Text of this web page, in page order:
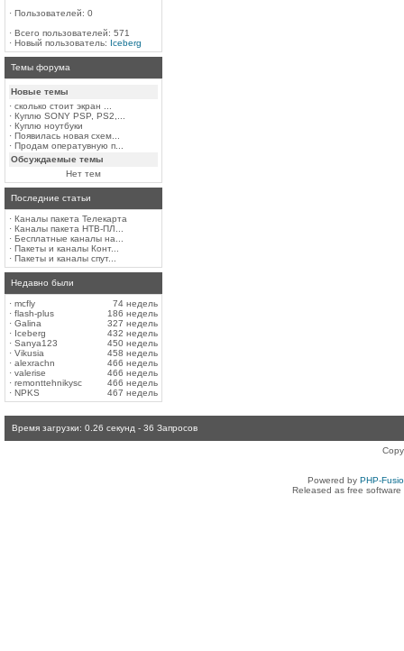
· Пользователей: 0
· Всего пользователей: 571
· Новый пользователь: Iceberg
Темы форума
Новые темы
· сколько стоит экран ...
· Куплю SONY PSP, PS2,...
· Куплю ноутбуки
· Появилась новая схем...
· Продам оператувную п...
Обсуждаемые темы
Нет тем
Последние статьи
· Каналы пакета Телекарта
· Каналы пакета НТВ-ПЛ...
· Бесплатные каналы на...
· Пакеты и каналы Конт...
· Пакеты и каналы спут...
Недавно были
· mcfly
74 недель
· flash-plus
186 недель
· Galina
327 недель
· Iceberg
432 недель
· Sanya123
450 недель
· Vikusia
458 недель
· alexrachn
466 недель
· valerise
466 недель
· remonttehnikysc
466 недель
· NPKS 467 недель
Время загрузки: 0.26 секунд - 36 Запросов
Powered by PHP-
Released as free